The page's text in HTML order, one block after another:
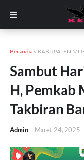
Beranda KABUPATEN
Sambut
H, Pemkab
Takbiran
Admin - Maret 24, 2025